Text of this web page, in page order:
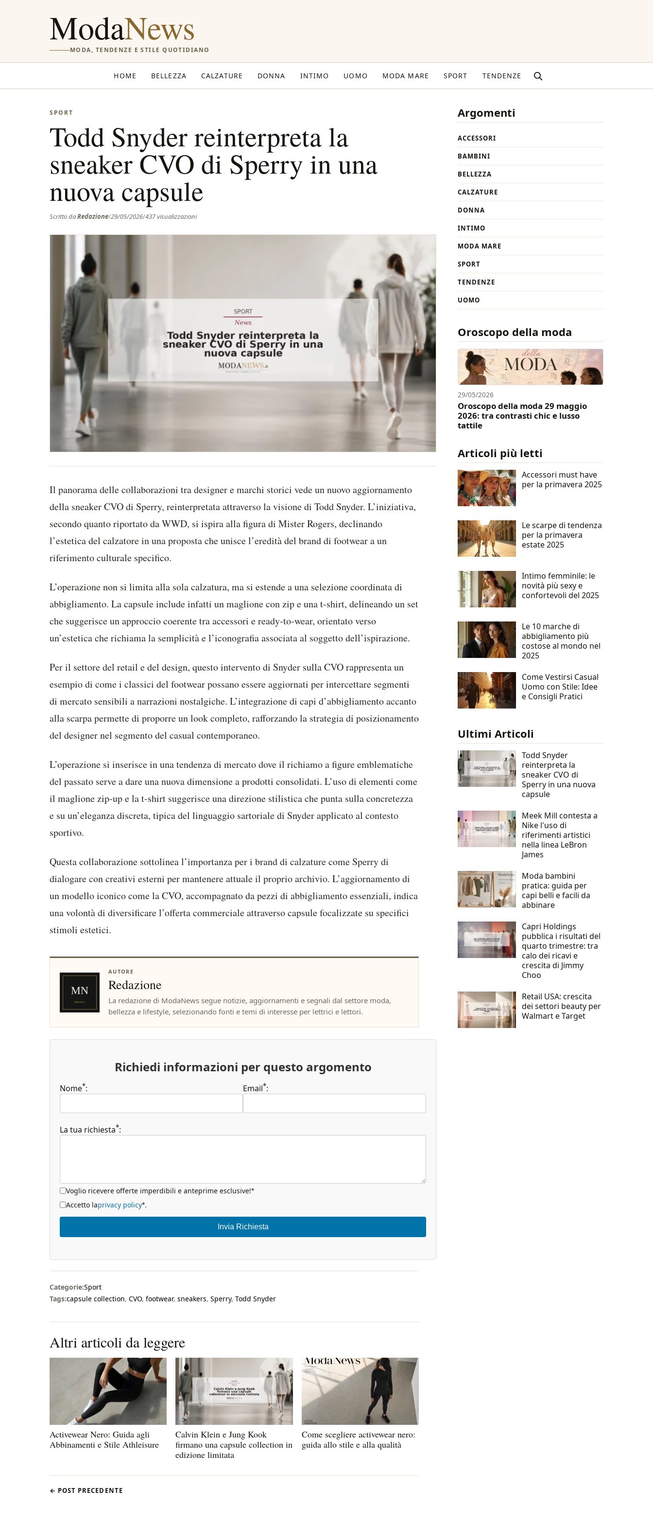
ModaNews
MODA, TENDENZE E STILE QUOTIDIANO
HOME BELLEZZA CALZATURE DONNA INTIMO UOMO MODA MARE SPORT TENDENZE
SPORT
Todd Snyder reinterpreta la
sneaker CVO di Sperry in una
nuova capsule
Scritto daRedazione/29/05/2026/437 visualizzazioni
Il panorama delle collaborazioni tra designer e marchi storici vede un nuovo aggiornamento
della sneaker CVO di Sperry, reinterpretata attraverso la visione di Todd Snyder. L’iniziativa,
secondo quanto riportato da WWD, si ispira alla figura di Mister Rogers, declinando
l’estetica del calzatore in una proposta che unisce l’eredità del brand di footwear a un
riferimento culturale specifico.
L’operazione non si limita alla sola calzatura, ma si estende a una selezione coordinata di
abbigliamento. La capsule include infatti un maglione con zip e una t-shirt, delineando un set
che suggerisce un approccio coerente tra accessori e ready-to-wear, orientato verso
un’estetica che richiama la semplicità e l’iconografia associata al soggetto dell’ispirazione.
Per il settore del retail e del design, questo intervento di Snyder sulla CVO rappresenta un
esempio di come i classici del footwear possano essere aggiornati per intercettare segmenti
di mercato sensibili a narrazioni nostalgiche. L’integrazione di capi d’abbigliamento accanto
alla scarpa permette di proporre un look completo, rafforzando la strategia di posizionamento
del designer nel segmento del casual contemporaneo.
L’operazione si inserisce in una tendenza di mercato dove il richiamo a figure emblematiche
del passato serve a dare una nuova dimensione a prodotti consolidati. L’uso di elementi come
il maglione zip-up e la t-shirt suggerisce una direzione stilistica che punta sulla concretezza
e su un’eleganza discreta, tipica del linguaggio sartoriale di Snyder applicato al contesto
sportivo.
Questa collaborazione sottolinea l’importanza per i brand di calzature come Sperry di
dialogare con creativi esterni per mantenere attuale il proprio archivio. L’aggiornamento di
un modello iconico come la CVO, accompagnato da pezzi di abbigliamento essenziali, indica
una volontà di diversificare l’offerta commerciale attraverso capsule focalizzate su specifici
stimoli estetici.
AUTORE
Redazione
La redazione di ModaNews segue notizie, aggiornamenti e segnali dal settore moda,
bellezza e lifestyle, selezionando fonti e temi di interesse per lettrici e lettori.
Richiedi informazioni per questo argomento
Nome*: Email*:
La tua richiesta*:
Voglio ricevere offerte imperdibili e anteprime esclusive!*
Accetto laprivacy policy*.
Invia Richiesta
Categorie:Sport
Tags:capsule collection, CVO, footwear, sneakers, Sperry, Todd Snyder
Altri articoli da leggere
Activewear Nero: Guida agli
Abbinamenti e Stile Athleisure
Calvin Klein e Jung Kook
firmano una capsule collection in
edizione limitata
Come scegliere activewear nero:
guida allo stile e alla qualità
← POST PRECEDENTE
Argomenti
ACCESSORI
BAMBINI
BELLEZZA
CALZATURE
DONNA
INTIMO
MODA MARE
SPORT
TENDENZE
UOMO
Oroscopo della moda
29/05/2026
Oroscopo della moda 29 maggio
2026: tra contrasti chic e lusso
tattile
Articoli più letti
Accessori must have
per la primavera 2025
Le scarpe di tendenza
per la primavera
estate 2025
Intimo femminile: le
novità più sexy e
confortevoli del 2025
Le 10 marche di
abbigliamento più
costose al mondo nel
2025
Come Vestirsi Casual
Uomo con Stile: Idee
e Consigli Pratici
Ultimi Articoli
Todd Snyder
reinterpreta la
sneaker CVO di
Sperry in una nuova
capsule
Meek Mill contesta a
Nike l'uso di
riferimenti artistici
nella linea LeBron
James
Moda bambini
pratica: guida per
capi belli e facili da
abbinare
Capri Holdings
pubblica i risultati del
quarto trimestre: tra
calo dei ricavi e
crescita di Jimmy
Choo
Retail USA: crescita
dei settori beauty per
Walmart e Target